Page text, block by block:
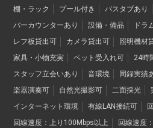
棚・ラック
プール付き バスタブあり
バーカウンターあり
設備・備品 ドラ
レフ板貸出可
カメラ貸出可 照明機材
家具・小物充実
ペット受入れ可
24時
スタッフ立会いあり
音環境 同録実績
楽器演奏可
自然光撮影可 二面採光
インターネット環境
有線LAN接続可
回線速度：上り100Mbps以上
回線速度